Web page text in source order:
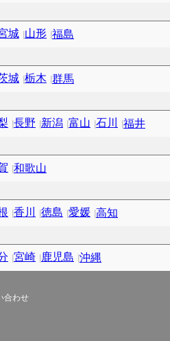
城 山形 福島
城 栃木 群馬
長野 新潟 富山 石川
福井
和歌山
香川 徳島 愛媛 高知
宮崎 鹿児島 沖縄
合わせ